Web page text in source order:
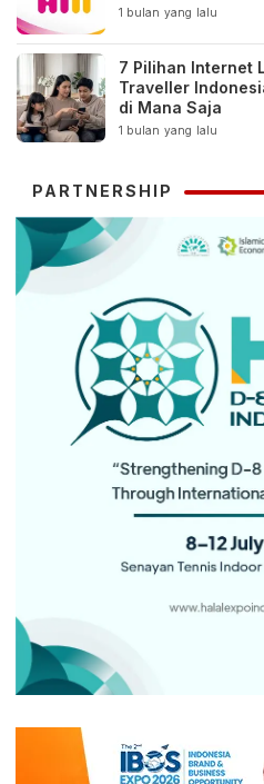
1 bulan yang lalu
7 Pilihan Internet
Traveller
di Mana Saja
1 bulan yang lalu
PARTNERSHIP